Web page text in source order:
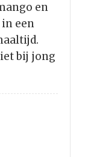
en
een
bij jong